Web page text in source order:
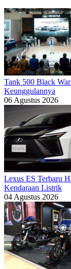
Tank 500 Black
Keunggulannya
06 Agustus 2026
Lexus ES Terbaru
Kendaraan Listrik
04 Agustus 2026